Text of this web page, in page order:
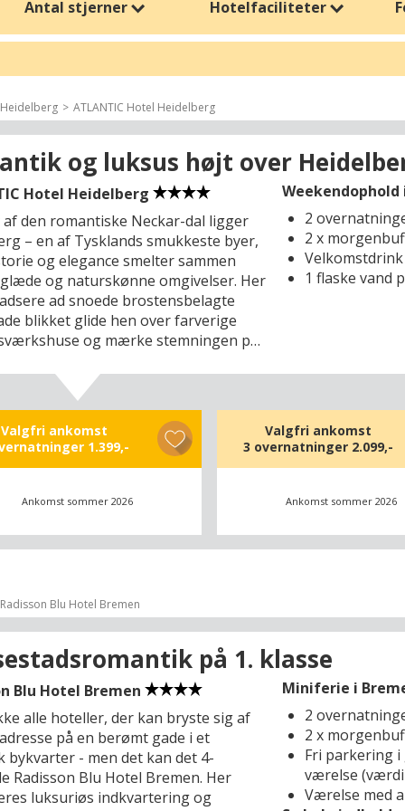
det bedste af både natur, kultur og kulinariske oplevelser. Fra
i
– det handler om at skabe rum til ro, forkælelse og nærvær. Det
du både afslapning, oplevelser og minder, der varer livet ud.
i bjergene eller en kystnær oplevelse med havudsigt, kan du med
omgivelser – og skab en ferieoplevelse, der føles helt unik.
Antal stjerner Hotelfaciliteter
Heidelberg ATLANTIC Hotel Heidelberg
og luksus højt over
Hotel Heidelberg
den romantiske Neckar-dal ligger
– en af Tysklands smukkeste byer,
og elegance smelter sammen
og naturskønne omgivelser. Her
ad snoede brostensbelagte
blikket glide hen over farverige
og mærke stemningen på
bakker og vinmarker omfavner
i denne idylliske kulisse ligger
Hotel Heidelberg, et arkitektonisk
superiorhotel med mere end 300
værelser og suiter, hvor moderne
Deli Lounge med friskristet
mens aftenen kan afsluttes højt over
cocktails serveres med en
udsigt over Heidelberg.
ud af hotellets døre, åbner
sig for jer med oplevelser, der
til både romantik og fordybelse. Kun
væk rejser det imponerende
sig (4 km), og her kan I
de historiske sale, udforske de
og beundre verdens største
En kort spadseretur
2
2 x
1 flaske vand
Valgfri ankomst
1.399,-
Ankomst sommer 2026
Valgfri ankomst
3 overnatninger 2.099,-
Ankomst sommer 2026
Radisson Blu Hotel Bremen
på 1. klasse
Blu Hotel Bremen
alle hoteller, der kan bryste sig af
på en berømt gade i et
bykvarter - men det kan det 4-
Radisson Blu Hotel Bremen. Her
luksuriøs indkvartering og
Miniferie i
2
2 x
Fri parkering
værelse (værdi
Værelse med